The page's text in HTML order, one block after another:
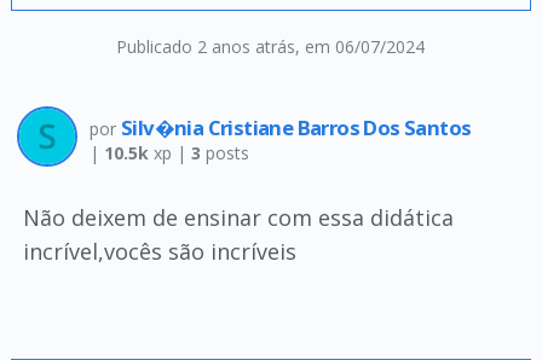
Publicado 2 anos atrás, em 06/07/2024
por Silv�nia Cristiane Barros Dos Santos
| 10.5kxp | 3 posts
Não deixem de ensinar com essa didática
incrível,vocês são incríveis